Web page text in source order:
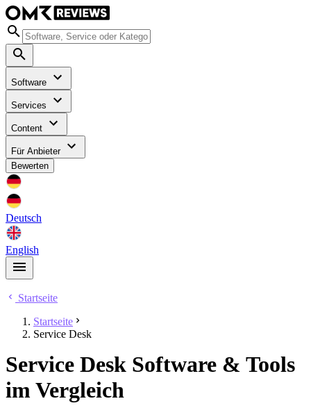
Software
Services
Content
Für Anbieter
Bewerten
Deutsch
English
Startseite
Startseite
Service Desk
Service Desk Software & Tools
im Vergleich